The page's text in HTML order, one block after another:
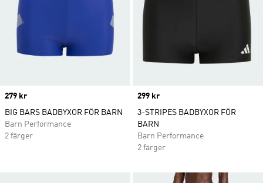
Price
279 kr
BIG BARS BADBYXOR FÖR BARN
Barn Performance
2 färger
Price
299 kr
3-STRIPES BADBYXOR FÖR
BARN
Barn Performance
2 färger